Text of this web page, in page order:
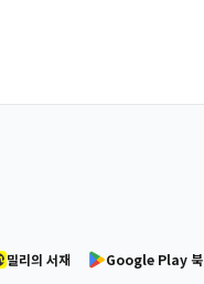
밀리의 서재 Google Play 북